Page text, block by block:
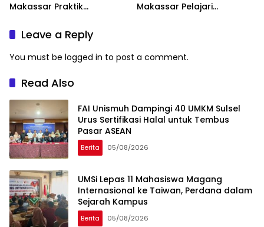
Makassar Praktik
Makassar Pelajari
Leave a Reply
You must be logged in to post a comment.
Read Also
FAI Unismuh Dampingi 40 UMKM Sulsel
Urus Sertifikasi Halal untuk Tembus
Pasar ASEAN
Berita 05/08/2026
UMSi Lepas 11 Mahasiswa Magang
Internasional ke Taiwan, Perdana dalam
Sejarah Kampus
Berita 05/08/2026